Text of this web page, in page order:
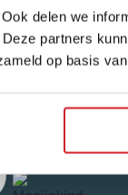
delen we
partners
op basis
Reviews